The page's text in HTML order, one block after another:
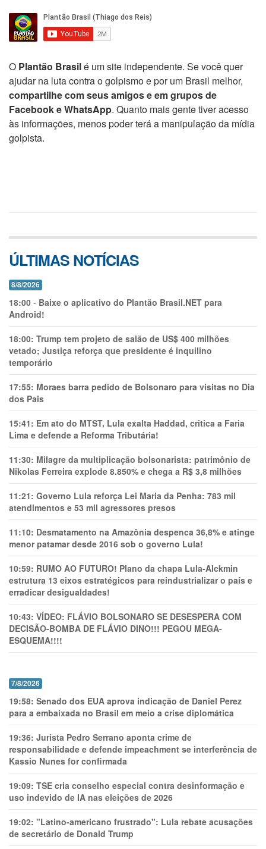
O Plantão Brasilé um site independente. Se você quer
ajudar na luta contra o golpismo e por um Brasil melhor,
compartilhe com seus amigos e em grupos de
Facebook e WhatsApp. Quanto mais gente tiver acesso
às informações, menos poder terá a manipulação da mídia
golpista.
ÚLTIMAS NOTÍCIAS
8/8/2026
18:00 - Baixe o aplicativo do Plantão Brasil.NET para
Android!
18:00: Trump tem projeto de salão de US$ 400 milhões
vetado; Justiça reforça que presidente é inquilino
temporário
17:55: Moraes barra pedido de Bolsonaro para visitas no Dia
dos Pais
15:41: Em ato do MTST, Lula exalta Haddad, critica a Faria
Lima e defende a Reforma Tributária!
11:30: Milagre da multiplicação bolsonarista: patrimônio de
Nikolas Ferreira explode 8.850% e chega a R$ 3,8 milhões
11:21: Governo Lula reforça Lei Maria da Penha: 783 mil
atendimentos e 53 mil agressores presos
11:10: Desmatamento na Amazônia despenca 36,8% e atinge
menor patamar desde 2016 sob o governo Lula!
10:59: RUMO AO FUTURO! Plano da chapa Lula-Alckmin
estrutura 13 eixos estratégicos para reindustrializar o país e
erradicar desigualdades!
10:43: VÍDEO: FLÁVIO BOLSONARO SE DESESPERA COM
DECISÃO-BOMBA DE FLÁVIO DINO!!! PEGOU MEGA-
ESQUEMA!!!!
7/8/2026
19:58: Senado dos EUA aprova indicação de Daniel Perez
para a embaixada no Brasil em meio a crise diplomática
19:36: Jurista Pedro Serrano aponta crime de
responsabilidade e defende impeachment se interferência de
Kassio Nunes for confirmada
19:09: TSE cria conselho especial contra desinformação e
uso indevido de IA nas eleições de 2026
19:02: "Latino-americano frustrado": Lula rebate acusações
de secretário de Donald Trump